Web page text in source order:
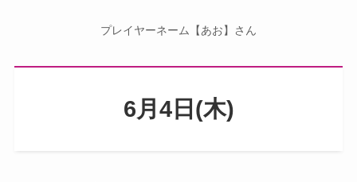
プレイヤーネーム【あお】さん
6月4日(木)